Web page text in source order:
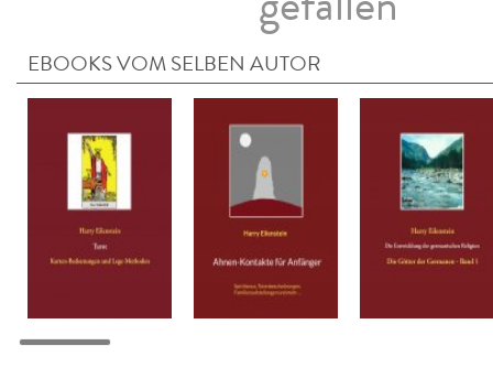
EBOOKS VOM SELBEN AUTOR